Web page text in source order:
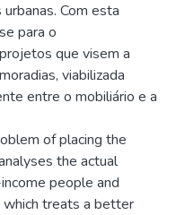
Com esta
para o
que visem a
viabilizada
entre o mobiliário e a
of placing the
the actual
people and
which treats a better